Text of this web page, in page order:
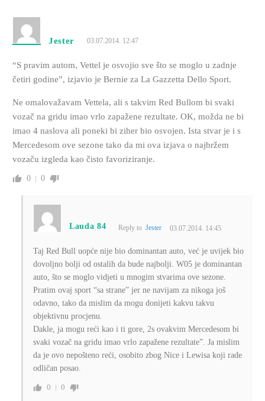
Jester 03.07.2014. 12:47
“S pravim autom, Vettel je osvojio sve što se moglo u zadnje
četiri godine”, izjavio je Bernie za La Gazzetta Dello Sport.
Ne omalovažavam Vettela, ali s takvim Red Bullom bi svaki
vozač na gridu imao vrlo zapažene rezultate. OK, možda ne bi
imao 4 naslova ali poneki bi ziher bio osvojen. Ista stvar je i s
Mercedesom ove sezone tako da mi ova izjava o najbržem
vozaču izgleda kao čisto favoriziranje.
0 0
Lauda 84 Reply to Jester 03.07.2014. 14:45
Taj Red Bull uopće nije bio dominantan auto, već je uvijek bio
dovoljno bolji od ostalih da bude najbolji. W05 je dominantan
auto, što se moglo vidjeti u mnogim stvarima ove sezone.
Pratim ovaj sport “sa strane” jer ne navijam za nikoga još
odavno, tako da mislim da mogu donijeti kakvu takvu
objektivnu procjenu.
Dakle, ja mogu reći kao i ti gore, 2s ovakvim Mercedesom bi
svaki vozač na gridu imao vrlo zapažene rezultate”. Ja mislim
da je ovo nepošteno reći, osobito zbog Nice i Lewisa koji rade
odličan posao.
0 0